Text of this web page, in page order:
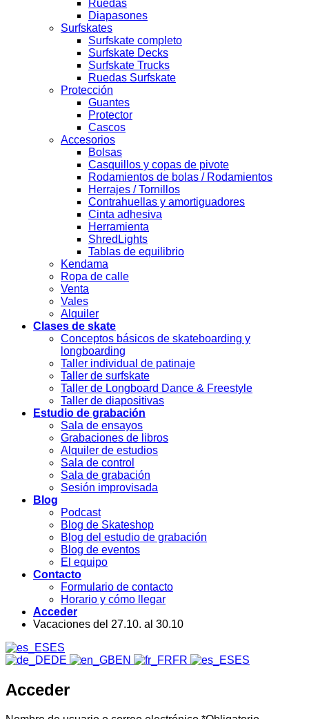
Ruedas
Diapasones
Surfskates
Surfskate completo
Surfskate Decks
Surfskate Trucks
Ruedas Surfskate
Protección
Guantes
Protector
Cascos
Accesorios
Bolsas
Casquillos y copas de pivote
Rodamientos de bolas / Rodamientos
Herrajes / Tornillos
Contrahuellas y amortiguadores
Cinta adhesiva
Herramienta
ShredLights
Tablas de equilibrio
Kendama
Ropa de calle
Venta
Vales
Alquiler
Clases de skate
Conceptos básicos de skateboarding y
longboarding
Taller individual de patinaje
Taller de surfskate
Taller de Longboard Dance & Freestyle
Taller de diapositivas
Estudio de grabación
Sala de ensayos
Grabaciones de libros
Alquiler de estudios
Sala de control
Sala de grabación
Sesión improvisada
Blog
Podcast
Blog de Skateshop
Blog del estudio de grabación
Blog de eventos
El equipo
Contacto
Formulario de contacto
Horario y cómo llegar
Acceder
Vacaciones del 27.10. al 30.10
ES
DE
EN FR ES
Acceder